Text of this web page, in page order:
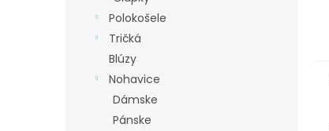
Polokošele
Tričká
Blúzy
Nohavice
Dámske
Pánske